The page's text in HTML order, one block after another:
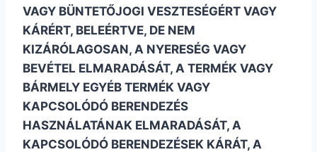
VAGY BÜNTETŐJOGI VESZTESÉGÉRT VAGY
KÁRÉRT, BELEÉRTVE, DE NEM
KIZÁRÓLAGOSAN, A NYERESÉG VAGY
BEVÉTEL ELMARADÁSÁT, A TERMÉK VAGY
BÁRMELY EGYÉB TERMÉK VAGY
KAPCSOLÓDÓ BERENDEZÉS
HASZNÁLATÁNAK ELMARADÁSÁT, A
KAPCSOLÓDÓ BERENDEZÉSEK KÁRÁT, A